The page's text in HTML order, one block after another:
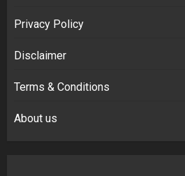
Privacy Policy
Disclaimer
Terms & Conditions
About us